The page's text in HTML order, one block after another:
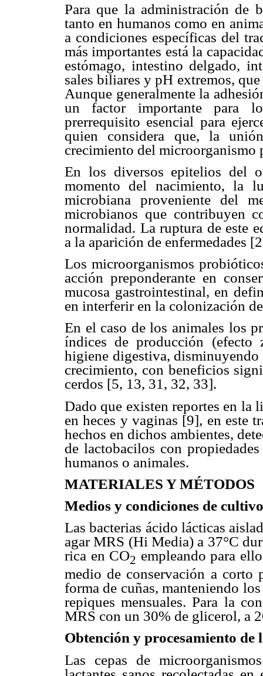
Para que la administración de
tanto en humanos como en
a condiciones específicas del
más importantes está la
estómago, intestino delgado,
sales biliares y pH extremos,
Aunque generalmente la
un factor importante para
prerrequisito esencial para
quien considera que, la
crecimiento del
En los diversos epitelios del
momento del nacimiento, la
microbiana proveniente del
microbianos que contribuyen
normalidad. La ruptura de este
a la aparición de enfermedades
Los microorganismos
acción preponderante en
mucosa gastrointestinal, en
en interferir en la colonización
En el caso de los animales los
índices de producción (efecto
higiene digestiva,
crecimiento, con beneficios
cerdos [5, 13, 31, 32, 33].
Dado que existen reportes en la
en heces y vaginas [9], en este
hechos en dichos ambientes,
de lactobacilos con
humanos o animales.
MATERIALES Y MÉTODOS
Medios y condiciones de cultivo
Las bacterias ácido lácticas
agar MRS (Hi Media) a 37°C
rica en CO2 empleando para
medio de conservación a
forma de cuñas, manteniendo
repiques mensuales. Para la
MRS con un 30% de glicerol, a
Obtención y procesamiento de
Las cepas de